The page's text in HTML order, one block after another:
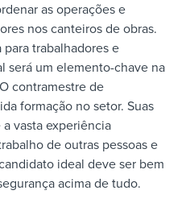
as operações e
nos canteiros de obras.
trabalhadores e
será um elemento-chave na
O contramestre de
formação no setor. Suas
vasta experiência
de outras pessoas e
ideal deve ser bem
acima de tudo.